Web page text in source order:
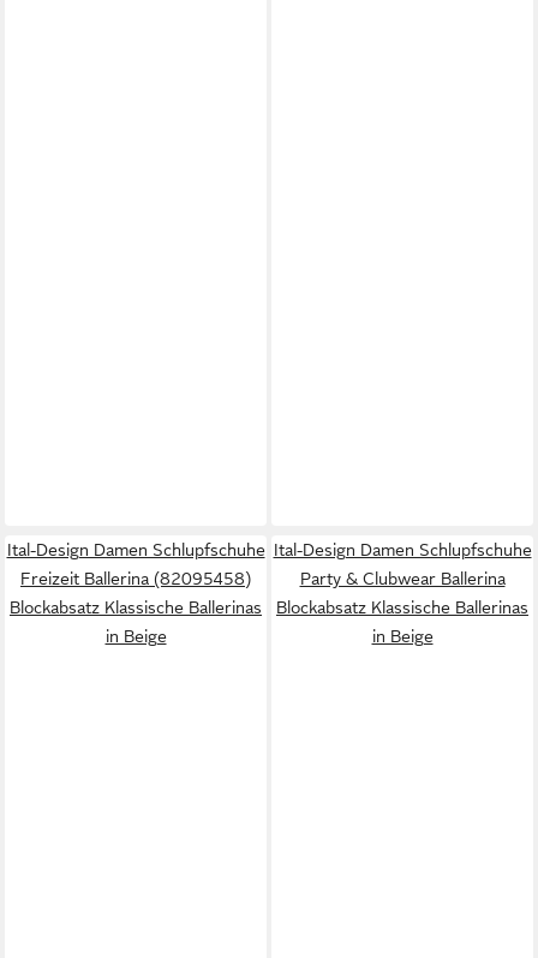
Ital-Design Damen Schlupfschuhe
Freizeit Ballerina (82095458)
Blockabsatz Klassische Ballerinas
in Beige
Ital-Design Damen Schlupfschuhe
Party & Clubwear Ballerina
Blockabsatz Klassische Ballerinas
in Beige